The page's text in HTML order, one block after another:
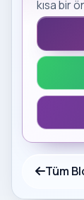
kısa bir
Tüm